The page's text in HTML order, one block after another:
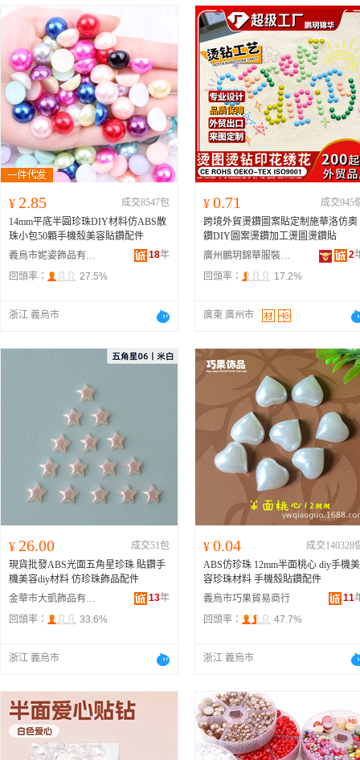
¥ 2.85
成交8547包
14mm平底半圓珍珠DIY材料仿ABS散
珠小包50顆手機殼美容貼鑽配件
義烏市妮姿飾品有限公司
18年
回頭率：
27.5%
浙江 義烏市
¥ 0.71
成交945
跨境外貿燙鑽圖案貼定制施華洛仿奧
鑽DIY圖案燙鑽加工燙圖燙鑽貼
廣州鵬玥錦華服裝輔料有限公司
2
回頭率：
17.2%
廣東 廣州市
¥ 26.00
成交51包
現貨批發ABS光面五角星珍珠 貼鑽手
機美容diy材料 仿珍珠飾品配件
金華市大凱飾品有限公司
13年
回頭率：
33.6%
浙江 義烏市
¥ 0.04
成交140328
ABS仿珍珠 12mm半面桃心 diy手機美
容珍珠材料 手機殼貼鑽配件
義烏市巧果貿易商行
11
回頭率：
47.7%
浙江 義烏市